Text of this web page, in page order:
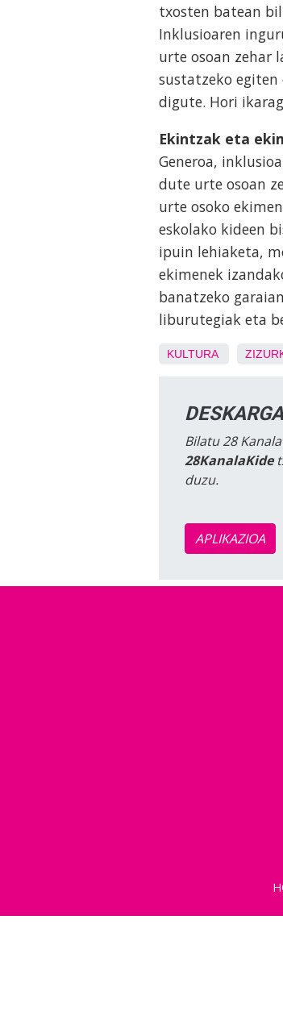
txosten batean
Inklusioaren
urte osoan zehar
sustatzeko
digute. Hori
Ekintzak eta
Generoa,
dute urte osoan
urte osoko
eskolako kideen
ipuin lehiaketa,
ekimenek
banatzeko
liburutegiak eta
KULTURA
Bilatu 28
28KanalaKide
duzu.
APLIKAZIOA